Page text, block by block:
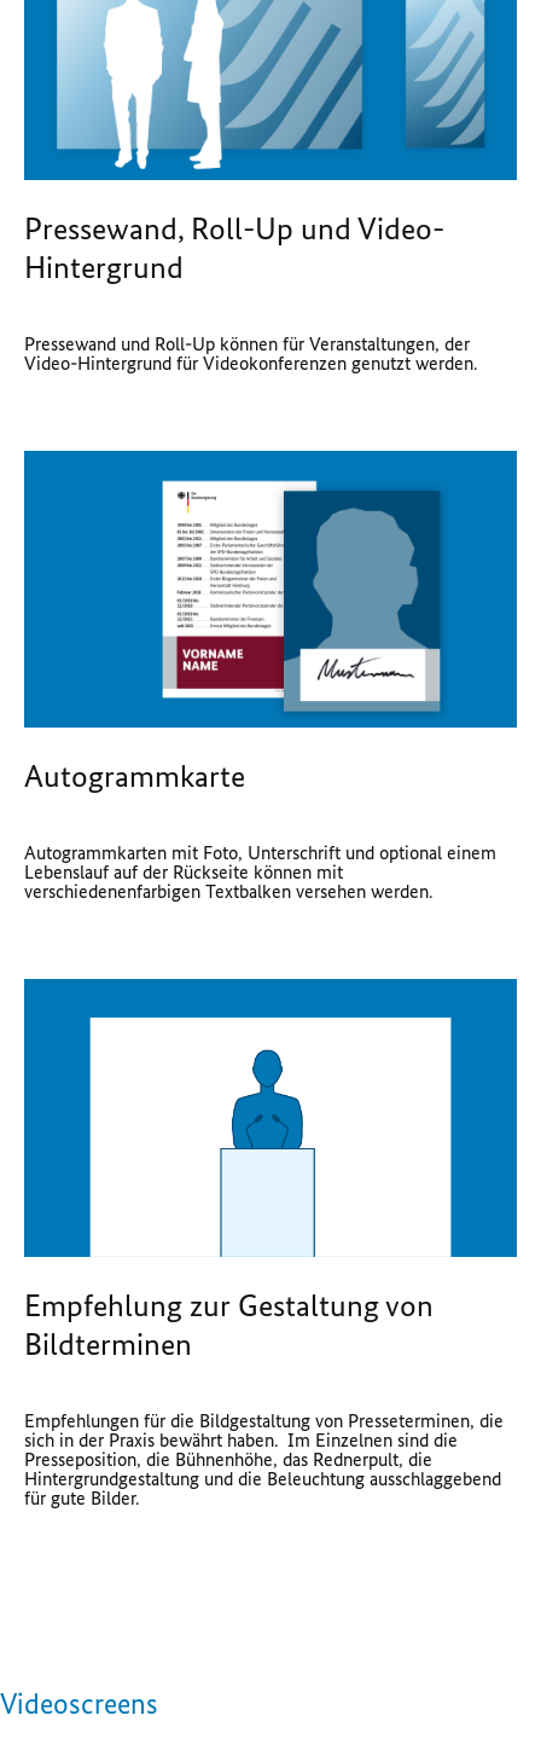
Pressewand, Roll-Up und Video-
Hintergrund
Pressewand und Roll-Up können für Veranstaltungen, der
Video-Hintergrund für Videokonferenzen genutzt werden.
Autogrammkarte
Autogrammkarten mit Foto, Unterschrift und optional einem
Lebenslauf auf der Rückseite können mit
verschiedenenfarbigen Textbalken versehen werden.
Empfehlung zur Gestaltung von
Bildterminen
Empfehlungen für die Bildgestaltung von Presseterminen, die
sich in der Praxis bewährt haben. Im Einzelnen sind die
Presseposition, die Bühnenhöhe, das Rednerpult, die
Hintergrundgestaltung und die Beleuchtung ausschlaggebend
für gute Bilder.
Videoscreens